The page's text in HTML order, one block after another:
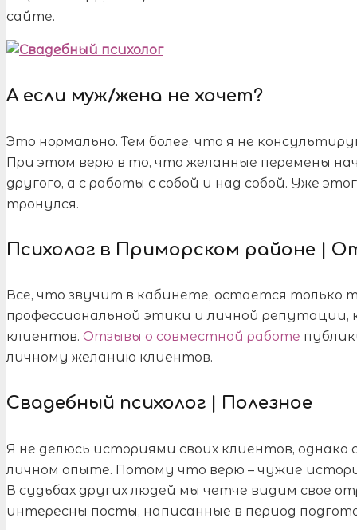
сайте.
А если муж/жена не хочет?
Это нормально. Тем более, что я не
При этом верю в то, что желанные перемены
другого, а с работы с собой и над собой. Уже
тронулся.
Психолог в Приморском районе |
Все, что звучит в кабинете, остается только
профессиональной этики и личной репутации,
клиентов. Отзывы о совместной работе
личному желанию клиентов.
Свадебный психолог | Полезное
Я не делюсь историями своих клиентов, однако
личном опыте. Потому что верю – чужие
В судьбах других людей мы четче видим свое
интересны посты, написанные в период